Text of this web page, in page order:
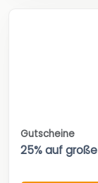
Gutscheine
25% auf große